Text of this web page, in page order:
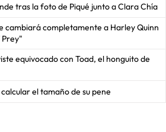
tras la foto de Piqué junto a Clara Chía
cambiará completamente a Harley Quinn
equivocado con Toad, el honguito de
el tamaño de su pene